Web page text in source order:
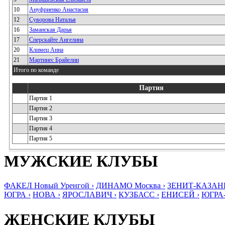
10
Ануфриенко Анастасия
12
Суворова Наталья
16
Заманская Дарья
17
Сперскайте Ангелина
20
Климец Анна
21
Мартинес Брайелин
Итого по команде
Партия
Партия 1
Партия 2
Партия 3
Партия 4
Партия 5
МУЖСКИЕ КЛУБЫ
ФАКЕЛ Новый Уренгой › ДИНАМО Москва › ЗЕНИТ-
ЮГРА › НОВА › ЯРОСЛАВИЧ › КУЗБАСС › ЕНИСЕЙ ›
ЖЕНСКИЕ КЛУБЫ